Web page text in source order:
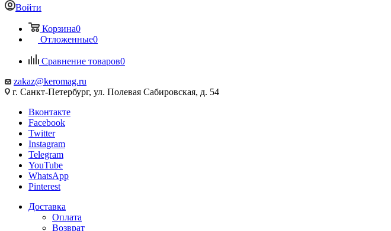
Войти
Корзина0
Отложенные0
Сравнение товаров0
zakaz@keromag.ru
г. Санкт-Петербург, ул. Полевая Сабировская, д. 54
Вконтакте
Facebook
Twitter
Instagram
Telegram
YouTube
WhatsApp
Pinterest
Доставка
Оплата
Возврат